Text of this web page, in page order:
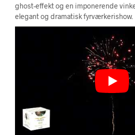
ghost-effekt og en imponerende
elegant og dramatisk fyrværkerishow.